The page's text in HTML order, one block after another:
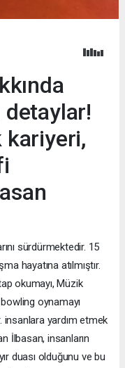
kariyeri,
sürdürmektedir. 15
hayatına atılmıştır.
okumayı, Müzik
oynamayı
insanlara yardım etmek
İlbasan, insanların
duası olduğunu ve bu